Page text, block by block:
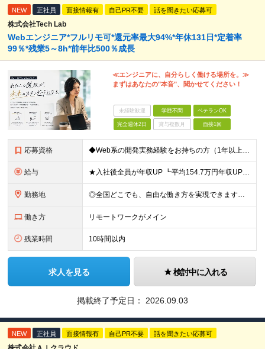
NEW 正社員 面接情報有 自己PR不要 話を聞きたい応募可
株式会社Tech Lab
Webエンジニア*フルリモ可*還元率最大94%*年休131日*定着率
99％*残業5～8h*前年比500％成長
≪エンジニアに、自分らしく働ける場所を。≫
まずはあなたの"本音"、聞かせてください！
未経験歓迎 学歴不問 ベテランOK
完全週休2日 賞与複数月 面接1回
応募資格 ◆Web系の開発実務経験をお持ちの方（1年以上） ◆学歴不問 ◆既卒・第二新卒OK ☆Tech Labの事業内容、ビジョンに共感できる⽅はぜひご応募ください！ ☆意欲重視の採用です！ 「経歴に自信が
給与 ★入社後全員が年収UP ┗平均154.7万円年収UP！ ┗最大380万円UPの実績もあり 月給35万円～100万円＋決算賞与＋各種手当 【 給与イメージ 】 ◆経験1年以上…月給35万円～＋決算賞
勤務地 ◎全国どこでも、自由な働き方を実現できます！ 全国のプロジェクト先やフルリモート環境での勤務も可能です。 ＼自由度の高い働き方、叶えます／ ・フルリモートで働きたい ・ハイブリットに働きたい ・家庭
働き方 リモートワークがメイン
残業時間 10時間以内
求人を見る 検討中に入れる
掲載終了予定日： 2026.09.03
NEW 正社員 面接情報有 自己PR不要 話を聞きたい応募可